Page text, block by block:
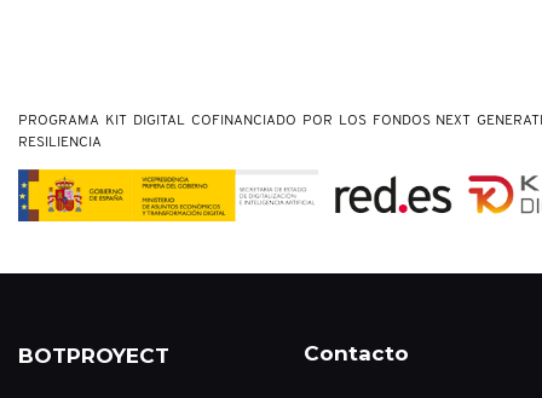
PROGRAMA KIT DIGITAL COFINANCIADO POR LOS FONDOS NEXT
RESILIENCIA
BOTPROYECT Contacto